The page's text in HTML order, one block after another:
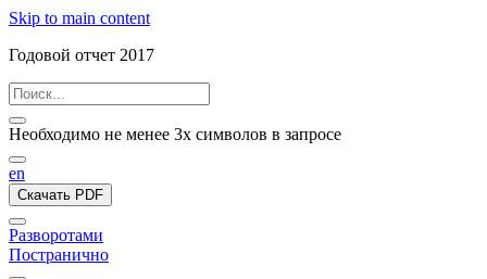
Skip to main content
Годовой отчет 2017
Необходимо не менее 3х символов в запросе
en
Скачать PDF
Разворотами
Постранично